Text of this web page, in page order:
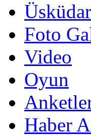
Foto
Video
Oyun
Haber